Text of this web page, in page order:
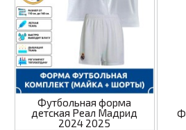
Футбольная форма
детская Реал Мадрид
2024 2025